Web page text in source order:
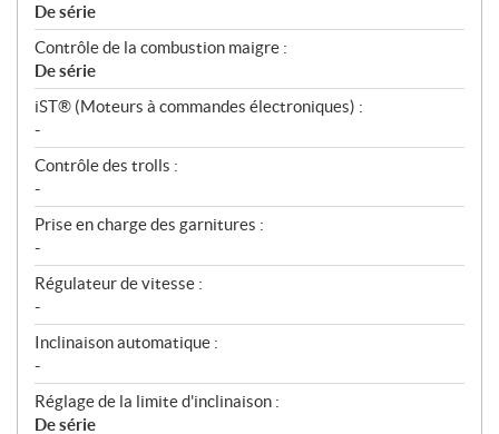
De série
Contrôle de la combustion maigre :
De série
iST® (Moteurs à commandes électroniques) :
-
Contrôle des trolls :
-
Prise en charge des garnitures :
-
Régulateur de vitesse :
-
Inclinaison automatique :
-
Réglage de la limite d'inclinaison :
De série